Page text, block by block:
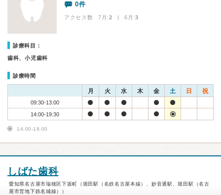
0件
アクセス数 7月:2 | 6月:3
診療科目：
歯科、小児歯科
診療時間
月 火 水 木 金 土 日 祝
09:30-13:00
14:00-19:30
14:00-18:00
しばた歯科
愛知県名古屋市瑞穂区下坂町（堀田駅（名鉄名古屋本線）、妙音通駅、堀田駅（名古
屋市営地下鉄名城線））